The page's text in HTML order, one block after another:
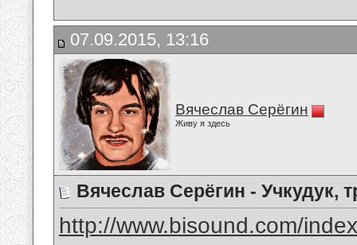
07.09.2015, 13:16
Вячеслав Серёгин
Живу я здесь
Вячеслав Серёгин - Учкудук,
http://www.bisound.com/